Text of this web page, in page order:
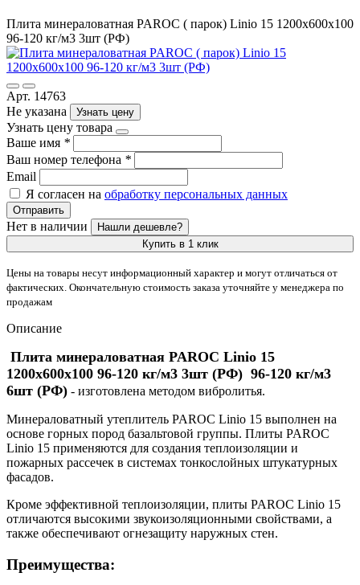
Плита минераловатная PAROC ( парок) Linio 15 1200х600х100
96-120 кг/м3 3шт (РФ)
Арт. 14763
Не указана
Узнать цену
Узнать цену товара
Ваше имя *
Ваш номер телефона *
Email
Я согласен на обработку персональных данных
Отправить
Нет в наличии
Нашли дешевле?
Купить в 1 клик
Цены на товары несут информационный характер и могут отличаться от
фактических. Окончательную стоимость заказа уточняйте у менеджера по
продажам
Описание
Плита минераловатная PAROC Linio 15
1200х600х100 96-120 кг/м3 3шт (РФ) 96-120 кг/м3
6шт (РФ) - изготовлена методом вибролитья.
Минераловатный утеплитель PAROC Linio 15 выполнен на
основе горных пород базальтовой группы. Плиты PAROC
Linio 15 применяются для создания теплоизоляции и
пожарных рассечек в системах тонкослойных штукатурных
фасадов.
Кроме эффективной теплоизоляции, плиты PAROC Linio 15
отличаются высокими звукоизоляционными свойствами, а
также обеспечивают огнезащиту наружных стен.
Преимущества: